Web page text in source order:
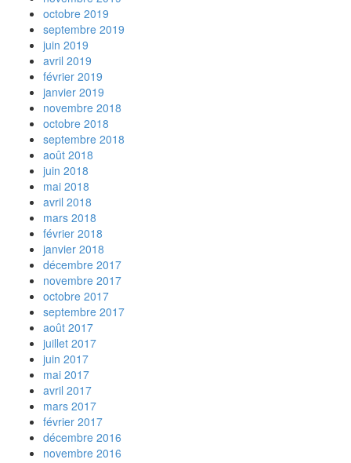
octobre 2019
septembre 2019
juin 2019
avril 2019
février 2019
janvier 2019
novembre 2018
octobre 2018
septembre 2018
août 2018
juin 2018
mai 2018
avril 2018
mars 2018
février 2018
janvier 2018
décembre 2017
novembre 2017
octobre 2017
septembre 2017
août 2017
juillet 2017
juin 2017
mai 2017
avril 2017
mars 2017
février 2017
décembre 2016
novembre 2016